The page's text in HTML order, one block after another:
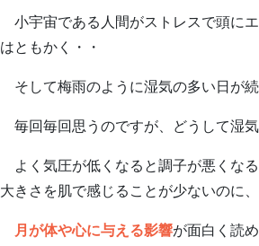
小宇宙である人間がストレスで頭に
はともかく・・
そして梅雨のように湿気の多い日が
毎回毎回思うのですが、どうして湿
よく気圧が低くなると調子が悪くな
大きさを肌で感じることが少ないのに
月が体や心に与える影響が面白く読め